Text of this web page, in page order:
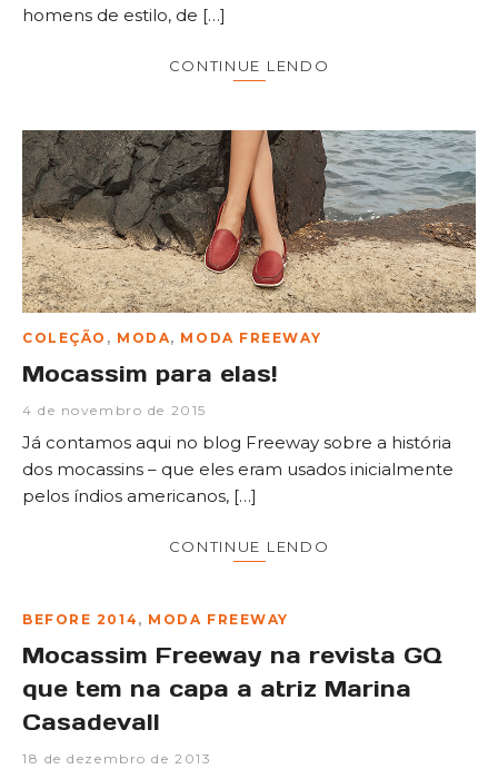
homens de estilo, de […]
CONTINUE LENDO
COLEÇÃO , MODA, MODA FREEWAY
Mocassim para elas!
4 de novembro de 2015
Já contamos aqui no blog Freeway sobre a história
dos mocassins – que eles eram usados inicialmente
pelos índios americanos, […]
CONTINUE LENDO
BEFORE 2014 , MODA FREEWAY
Mocassim Freeway na revista GQ
que tem na capa a atriz Marina
Casadevall
18 de dezembro de 2013